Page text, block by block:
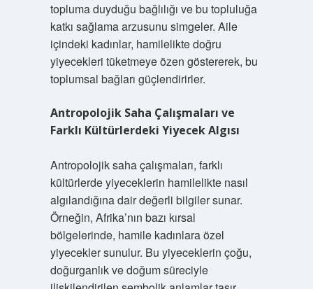
topluma duyduğu bağlılığı ve bu topluluğa
katkı sağlama arzusunu simgeler. Aile
içindeki kadınlar, hamilelikte doğru
yiyecekleri tüketmeye özen göstererek, bu
toplumsal bağları güçlendirirler.
Antropolojik Saha Çalışmaları ve
Farklı Kültürlerdeki Yiyecek Algısı
Antropolojik saha çalışmaları, farklı
kültürlerde yiyeceklerin hamilelikte nasıl
algılandığına dair değerli bilgiler sunar.
Örneğin, Afrika’nın bazı kırsal
bölgelerinde, hamile kadınlara özel
yiyecekler sunulur. Bu yiyeceklerin çoğu,
doğurganlık ve doğum süreciyle